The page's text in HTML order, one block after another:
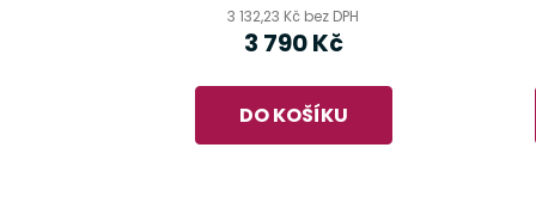
3 132,23 Kč bez DPH
3 790 Kč
DO KOŠÍKU